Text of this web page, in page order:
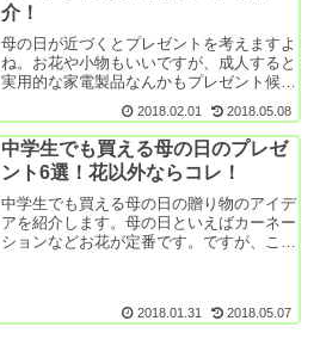
介！
母の日が近づくとプレゼントを考えますよ
ね。お花や小物もいいですが、成人すると
実用的な家電製品なんかもプレゼント候補
てから母の日に家電をあげることが多くな
りました。最近では母の方からリクエスト
してきたりも...
2018.02.01 2018.05.08
中学生でも買える母の日のプレゼ
ント6選！花以外ならコレ！
中学生でも買える母の日の贈り物のアイデ
アを紹介します。母の日といえばカーネー
ションなどお花が定番です。ですが、ここ
レゼントとし...
2018.01.31 2018.05.07